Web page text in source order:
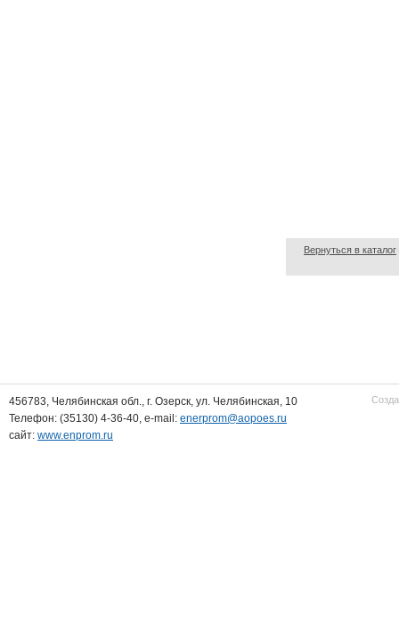
Вернуться в каталог
456783, Челябинская обл., г. Озерск, ул. Челябинская, 10
Телефон: (35130) 4-36-40, e-mail: enerprom@aopoes.ru
сайт: www.enprom.ru